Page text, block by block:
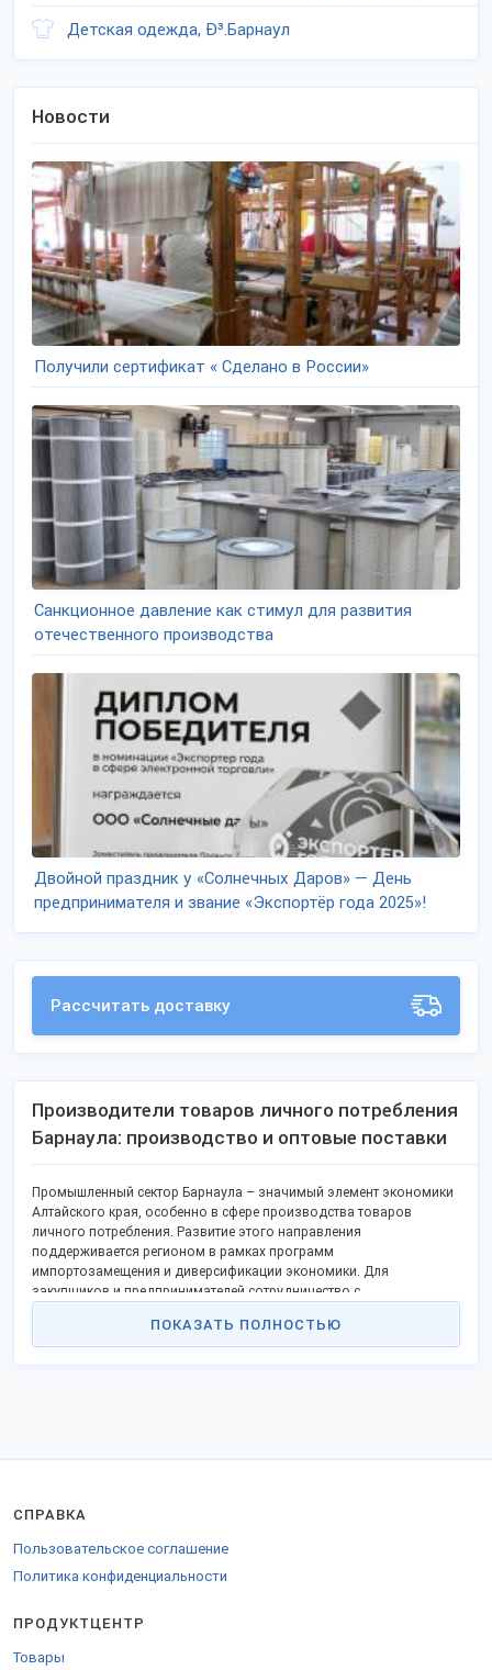
Детская одежда, Ð³.Барнаул
Новости
Получили сертификат « Сделано в России»
Санкционное давление как стимул для развития
отечественного производства
Двойной праздник у «Солнечных Даров» — День
предпринимателя и звание «Экспортёр года 2025»!
Рассчитать доставку
Производители товаров личного потребления
Барнаула: производство и оптовые поставки
Промышленный сектор Барнаула – значимый элемент экономики
Алтайского края, особенно в сфере производства товаров
личного потребления. Развитие этого направления
поддерживается регионом в рамках программ
импортозамещения и диверсификации экономики. Для
закупщиков и предпринимателей сотрудничество с
качественной продукции по конкурентоспособным ценам.
профилактических зубных паст и ополаскивателей для полости
гипоаллергенных средств.
Выпускает средства для ухода за волосами и телом сегмента
ценовом сегменте.
Продукция барнаульских заводов характеризуется:
ПОКАЗАТЬ ПОЛНОСТЬЮ
СПРАВКА
Пользовательское соглашение
Политика конфиденциальности
ПРОДУКТЦЕНТР
Товары